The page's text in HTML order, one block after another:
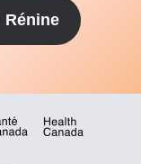
Rénine